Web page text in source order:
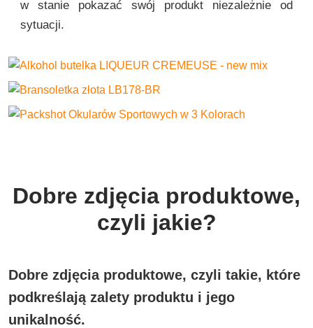
w stanie pokazać swój produkt niezależnie od
sytuacji.
Dobre zdjęcia produktowe,
czyli jakie?
Dobre zdjęcia produktowe, czyli takie, które
podkreślają zalety produktu i jego
unikalność.